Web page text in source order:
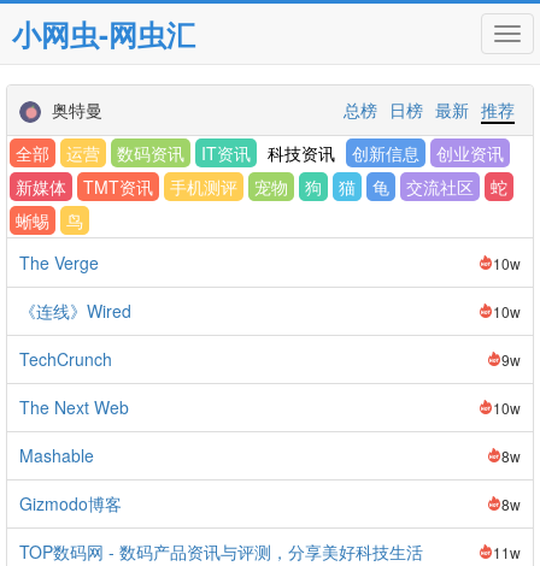
小网虫-网虫汇
奥特曼 推荐
最新
日榜
总榜
全部
运营 数码资讯 IT资讯 科技资讯 创新信息
创业资讯
新媒体
TMT资讯 手机测评 宠物 狗 猫 龟 交流社区
蛇
蜥蜴
鸟
The Verge
10w
《连线》Wired 10w
TechCrunch 9w
The Next Web 10w
Mashable 8w
Gizmodo博客 8w
TOP数码网 - 数码产品资讯与评测，分享美好科技生活 11w